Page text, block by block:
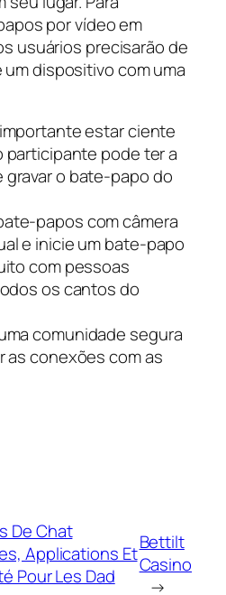
por vídeo em
usuários precisarão de
dispositivo com uma
estar ciente
participante pode ter a
gravar o bate-papo do
papos com câmera
e inicie um bate-papo
com pessoas
os cantos do
comunidade segura
as conexões com as
De Chat
Applications Et
Pour Les Dad
Bettilt
Casino
→